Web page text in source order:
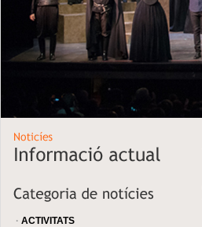
· ACTIVITATS